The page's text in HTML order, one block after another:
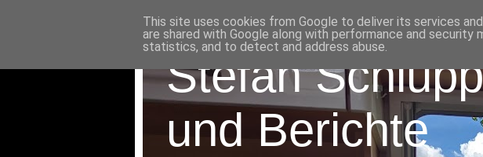
Stefan
und Berichte
This site uses cookies from Google to deliver its services
are shared with Google along with performance and
statistics, and to detect and address abuse.